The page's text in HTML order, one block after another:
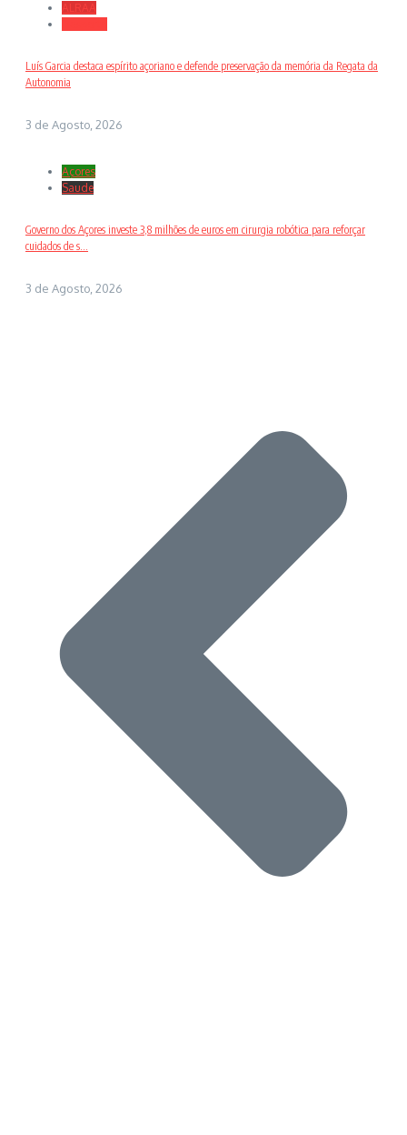
ALRAA
Luís Garcia destaca espírito açoriano e defende preservação da memória da Regata da
Autonomia
3 de Agosto, 2026
Açores
Saude
Governo dos Açores investe 3,8 milhões de euros em cirurgia robótica para reforçar
cuidados de s...
3 de Agosto, 2026